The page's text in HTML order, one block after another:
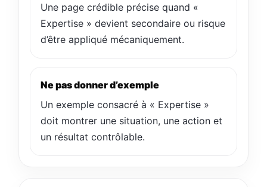
Une page crédible précise quand «
Expertise » devient secondaire ou risque
d’être appliqué mécaniquement.
Ne pas donner d’exemple
Un exemple consacré à « Expertise »
doit montrer une situation, une action et
un résultat contrôlable.